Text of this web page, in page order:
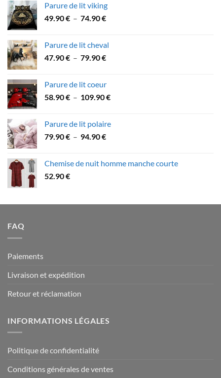
53.60 €
à
Parure de lit viking
49.90€ – 74.90€Plage
49.90 €
à
Parure de lit cheval
47.90€ – 79.90€Plage
à
Parure de lit coeur
58.90€ – 109.90€Plage
58.90 €
Parure de lit polaire
79.90€ – 94.90€Plage
79.90 €
Chemise de nuit homme manche courte
52.90€
FAQ
Paiements
Livraison et expédition
Retour et réclamation
INFORMATIONS LÉGALES
Politique de confidentialité
Conditions générales de ventes